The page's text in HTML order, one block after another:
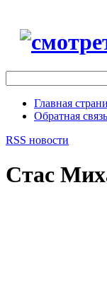
Главная
Обратная связь
RSS новости
Стас